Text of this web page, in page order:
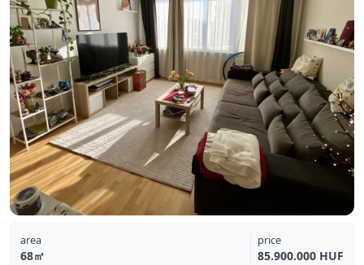
area
68㎡
price
85.900.000 HUF